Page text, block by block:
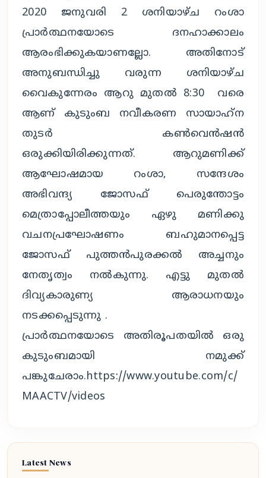
2020 ജനുവരി 2 ശനിയാഴ്ച റംശാ
പ്രാർത്ഥനയോടെ ദനഹാക്കാലം
ആരംഭിക്കുകയാണല്ലോ. അതിനോട്
അനുബന്ധിച്ചു വരുന്ന ശനിയാഴ്ച
വൈകുന്നേരം ആറു മുതൽ 8:30 വരെ
ആണ് കുടുംബ നവീകരണ സായാഹ്‌ന
തുടർ കൺവെൻഷൻ
ഒരുക്കിയിരിക്കുന്നത്. ആറുമണിക്ക്
ആഘോഷമായ റംശാ, സന്ദേശം
അഭിവന്ദ്യ ജോസഫ് പെരുന്തോട്ടം
മെത്രാപ്പോലീത്തയും ഏഴു മണിക്കു
വചനപ്രഘോഷണം ബഹുമാനപ്പെട്ട
ജോസഫ് പുത്തൻപുരക്കൽ അച്ചനും
നേതൃത്വം നൽകുന്നു. എട്ടു മുതൽ
ദിവ്യകാരുണ്യ ആരാധനയും
നടക്കപ്പെടുന്നു .
പ്രാർത്ഥനയോടെ അതിരൂപതയിൽ ഒരു
കുടുംബമായി നമുക്ക്
പങ്കുചേരാം.https://www.youtube.com/c/
MAACTV/videos
Latest News